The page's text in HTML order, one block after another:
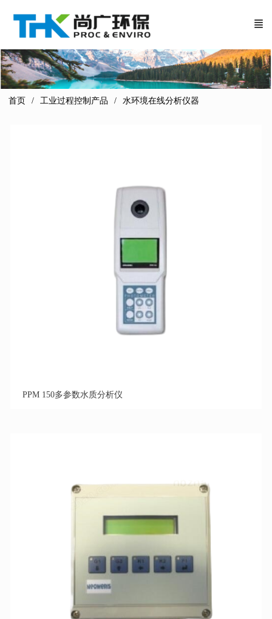
首页 工业过程控制产品 水环境在线分析仪器
PPM 150多参数水质分析仪